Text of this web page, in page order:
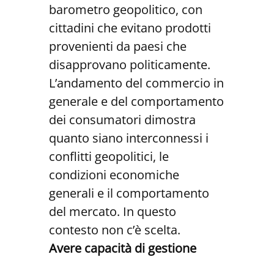
barometro geopolitico, con
cittadini che evitano prodotti
provenienti da paesi che
disapprovano politicamente.
L’andamento del commercio in
generale e del comportamento
dei consumatori dimostra
quanto siano interconnessi i
conflitti geopolitici, le
condizioni economiche
generali e il comportamento
del mercato. In questo
contesto non c’è scelta.
Avere capacità di gestione